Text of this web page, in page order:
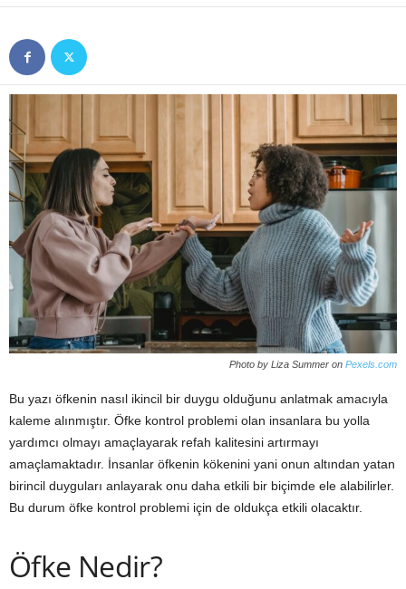
Photo by Liza Summer on Pexels.com
Bu yazı öfkenin nasıl ikincil bir duygu olduğunu anlatmak amacıyla
kaleme alınmıştır. Öfke kontrol problemi olan insanlara bu yolla
yardımcı olmayı amaçlayarak refah kalitesini artırmayı
amaçlamaktadır. İnsanlar öfkenin kökenini yani onun altından yatan
birincil duyguları anlayarak onu daha etkili bir biçimde ele alabilirler.
Bu durum öfke kontrol problemi için de oldukça etkili olacaktır.
Öfke Nedir?